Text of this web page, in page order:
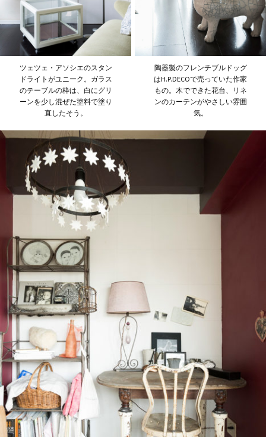
ツェツェ・アソシエのスタン
ドライトがユニーク。ガラス
のテーブルの枠は、白にグリ
ーンを少し混ぜた塗料で塗り
直したそう。
陶器製のフレンチブルドッグ
はH.P.DECOで売っていた作家
もの。木でできた花台、リネ
ンのカーテンがやさしい雰囲
気。